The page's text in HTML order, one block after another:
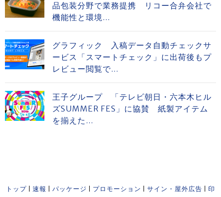
品包装分野で業務提携 リコー合弁会社で
機能性と環境...
グラフィック 入稿データ自動チェックサ
ービス「スマートチェック」に出荷後もプ
レビュー閲覧で...
王子グループ 「テレビ朝日・六本木ヒル
ズSUMMER FES」に協賛 紙製アイテム
を揃えた...
トップ 速報 パッケージ プロモーション サイン・屋外広告 印